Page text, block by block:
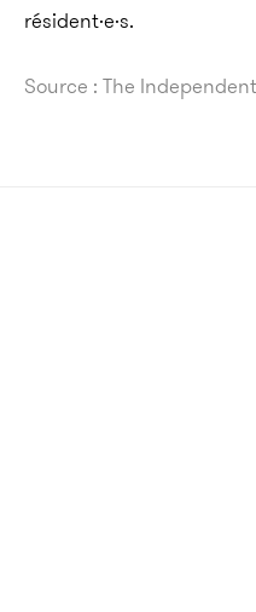
résident·e·s.
Source : The Independent